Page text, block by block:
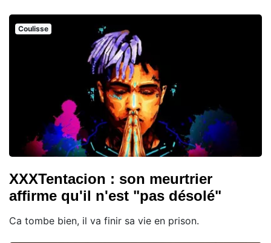
Coulisse
XXXTentacion : son meurtrier
affirme qu'il n'est "pas désolé"
Ca tombe bien, il va finir sa vie en prison.